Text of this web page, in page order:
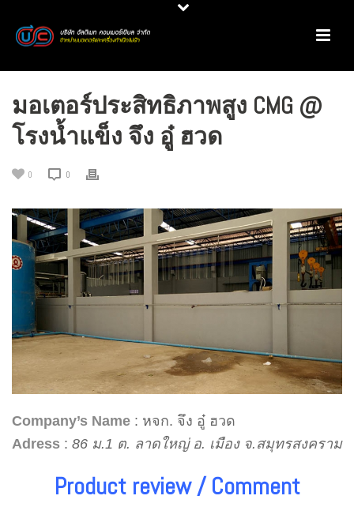
มอเตอร์ประสิทธิภาพสูง CMG @
โรงน้ำแข็ง จึง อู๋ ฮวด
0 0
Company’s Name : หจก. จึง อู๋ ฮวด
Adress : 86 ม.1 ต. ลาดใหญ่ อ. เมือง จ.สมุทรสงคราม
Product review / Comment